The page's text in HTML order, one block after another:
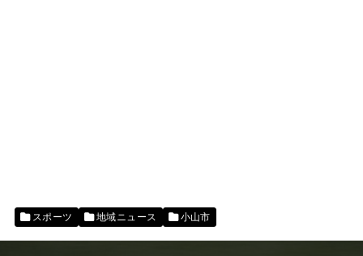
スポーツ 地域ニュース 小山市